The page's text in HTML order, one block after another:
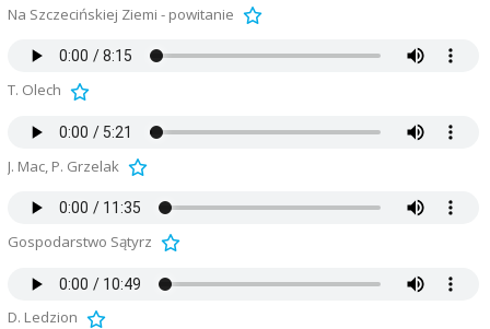
Na Szczecińskiej Ziemi - powitanie
T. Olech
J. Mac, P. Grzelak
Gospodarstwo Sątyrz
D. Ledzion